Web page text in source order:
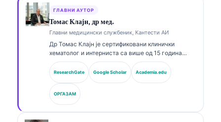
ГЛАВНИ АУТОР
Томас Клајн, др мед.
Главни медицински службеник, Кантести АИ
Др Томас Клајн је сертификовани клинички
хематолог и интерниста са више од 15 година
искуства у лабораторијској медицини и клиничкој
анализи уз помоћ вештачке интелигенције. Као
главни медицински директор у Kantesti AI, он
пружа клинички надзор над медицинском
тачношћу власничке неуралне мреже. Др Клајн је
објавио опсежно радове о тумачењу биомаркера
и лабораторијској дијагностици у темама из
ResearchGate Google Scholar Academia.edu
ОРГАЗАМ